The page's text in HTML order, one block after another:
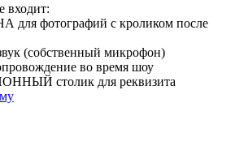
входит:
для фотографий с кроликом после
(собственный микрофон)
во время шоу
столик для реквизита